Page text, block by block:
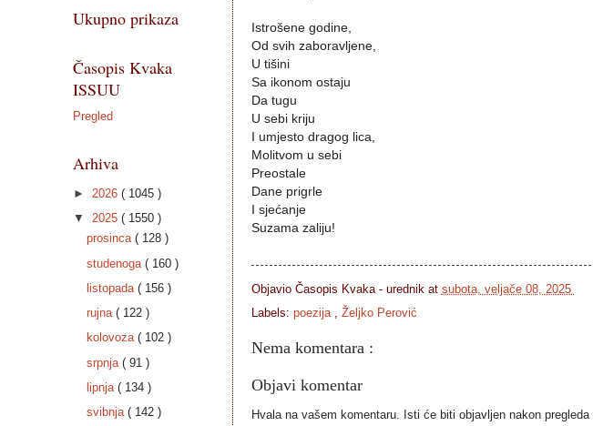
Istrošene godine,
Od svih zaboravljene,
U tišini
Sa ikonom ostaju
Da tugu
U sebi kriju
I umjesto dragog lica,
Molitvom u sebi
Preostale
Dane prigrle
I sjećanje
Suzama zaliju!
Objavio Časopis Kvaka - urednik at subota, veljače 08, 2025
Labels: poezija , Željko Perović
Nema komentara :
Objavi komentar
Hvala na vašem komentaru. Isti će biti objavljen nakon pregleda
Ukupno prikaza
Časopis Kvaka
ISSUU
Pregled
Arhiva
► 2026 ( 1045 )
▼ 2025 ( 1550 )
prosinca ( 128 )
studenoga ( 160 )
listopada ( 156 )
rujna ( 122 )
kolovoza ( 102 )
srpnja ( 91 )
lipnja ( 134 )
svibnja ( 142 )